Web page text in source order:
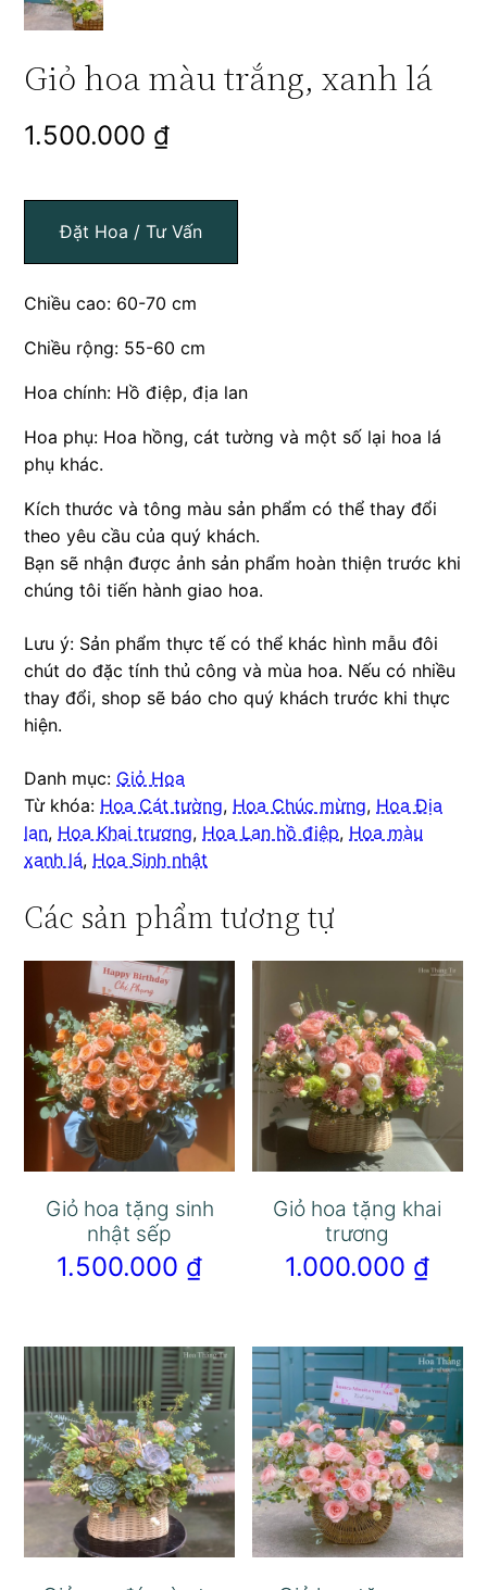
Giỏ hoa màu trắng, xanh lá
1.500.000 ₫
Đặt Hoa / Tư Vấn
Chiều cao: 60-70 cm
Chiều rộng: 55-60 cm
Hoa chính: Hồ điệp, địa lan
Hoa phụ: Hoa hồng, cát tường và một số lại hoa lá
phụ khác.
Kích thước và tông màu sản phẩm có thể thay đổi
theo yêu cầu của quý khách.
Bạn sẽ nhận được ảnh sản phẩm hoàn thiện trước khi
chúng tôi tiến hành giao hoa.
Lưu ý: Sản phẩm thực tế có thể khác hình mẫu đôi
chút do đặc tính thủ công và mùa hoa. Nếu có nhiều
thay đổi, shop sẽ báo cho quý khách trước khi thực
hiện.
Danh mục: Giỏ Hoa
Từ khóa: Hoa Cát tường, Hoa Chúc mừng, Hoa Địa
lan, Hoa Khai trương, Hoa Lan hồ điệp, Hoa màu
xanh lá, Hoa Sinh nhật
Các sản phẩm tương tự
Giỏ hoa tặng sinh
nhật sếp
1.500.000 ₫
Giỏ hoa tặng khai
trương
1.000.000 ₫